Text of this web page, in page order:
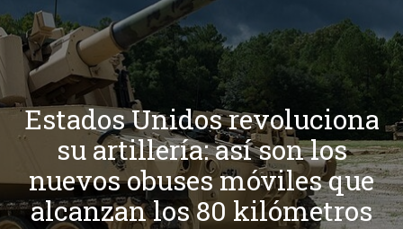
Estados Unidos revoluciona
su artillería: así son los
nuevos obuses móviles que
alcanzan los 80 kilómetros